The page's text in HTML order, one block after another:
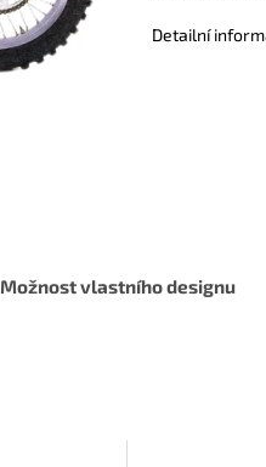
Detailní
Možnost vlastního designu